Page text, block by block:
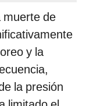
muerte de
y la
la presión